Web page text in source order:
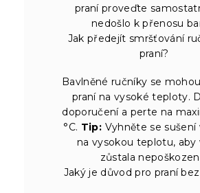
praní proveďte
nedošlo k přenosu
Jak předejít smršťování
praní?
Bavlněné ručníky se
praní na vysoké teploty.
doporučení a perte na
°C. Tip: Vyhněte se sušení
na vysokou teplotu, aby
zůstala
Jaký je důvod pro praní